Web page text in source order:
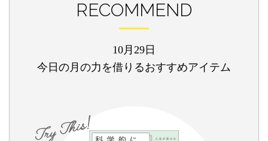
RECOMMEND
10月29日
今日の月の力を借りるおすすめアイテム